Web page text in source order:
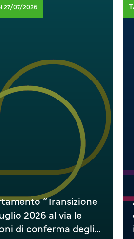
27/07/2026
“Transizione
2026 al via le
di conferma degli